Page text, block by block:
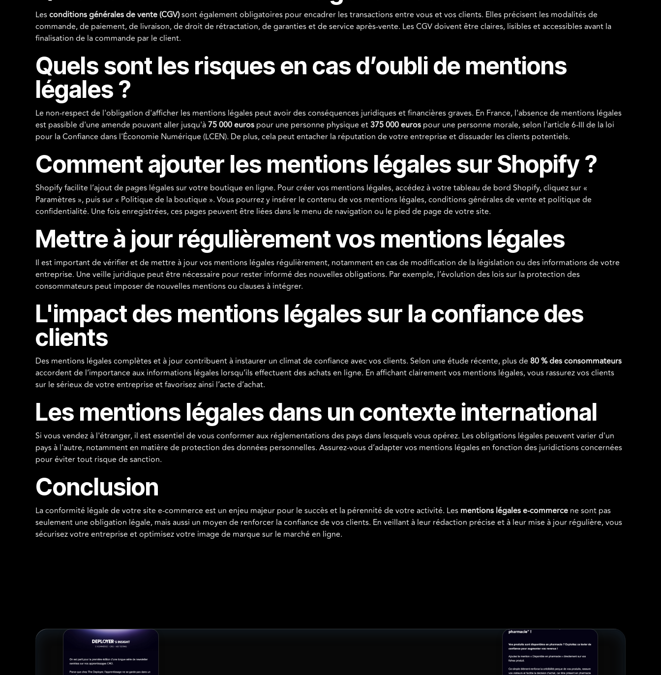
Lesconditions générales de vente (CGV)sont également obligatoires pour encadrer les transactions entre vous et vos clients. Elles précisent les modalités de
commande, de paiement, de livraison, de droit de rétractation, de garanties et de service après-vente. Les CGV doivent être claires, lisibles et accessibles avant la
finalisation de la commande par le client.
Quels sont les risques en cas d’oubli de mentions
légales ?
Le non-respect de l'obligation d'afficher les mentions légales peut avoir des conséquences juridiques et financières graves. En France, l'absence de mentions légales
est passible d'une amende pouvant aller jusqu'à75 000 euros pour une personne physique et375 000 euros pour une personne morale, selon l'article 6-III de la loi
pour la Confiance dans l'Économie Numérique (LCEN). De plus, cela peut entacher la réputation de votre entreprise et dissuader les clients potentiels.
Comment ajouter les mentions légales sur Shopify ?
Shopify facilite l’ajout de pages légales sur votre boutique en ligne. Pour créer vos mentions légales, accédez à votre tableau de bord Shopify, cliquez sur «
Paramètres », puis sur « Politique de la boutique ». Vous pourrez y insérer le contenu de vos mentions légales, conditions générales de vente et politique de
confidentialité. Une fois enregistrées, ces pages peuvent être liées dans le menu de navigation ou le pied de page de votre site.
Mettre à jour régulièrement vos mentions légales
Il est important de vérifier et de mettre à jour vos mentions légales régulièrement, notamment en cas de modification de la législation ou des informations de votre
entreprise. Une veille juridique peut être nécessaire pour rester informé des nouvelles obligations. Par exemple, l’évolution des lois sur la protection des
consommateurs peut imposer de nouvelles mentions ou clauses à intégrer.
L'impact des mentions légales sur la confiance des
clients
Des mentions légales complètes et à jour contribuent à instaurer un climat de confiance avec vos clients. Selon une étude récente, plus de 80 % des consommateurs
accordent de l’importance aux informations légales lorsqu’ils effectuent des achats en ligne. En affichant clairement vos mentions légales, vous rassurez vos clients
sur le sérieux de votre entreprise et favorisez ainsi l’acte d’achat.
Les mentions légales dans un contexte international
Si vous vendez à l'étranger, il est essentiel de vous conformer aux réglementations des pays dans lesquels vous opérez. Les obligations légales peuvent varier d'un
pays à l'autre, notamment en matière de protection des données personnelles. Assurez-vous d’adapter vos mentions légales en fonction des juridictions concernées
pour éviter tout risque de sanction.
Conclusion
La conformité légale de votre site e-commerce est un enjeu majeur pour le succès et la pérennité de votre activité. Les mentions légales e-commerce ne sont pas
seulement une obligation légale, mais aussi un moyen de renforcer la confiance de vos clients. En veillant à leur rédaction précise et à leur mise à jour régulière, vous
sécurisez votre entreprise et optimisez votre image de marque sur le marché en ligne.